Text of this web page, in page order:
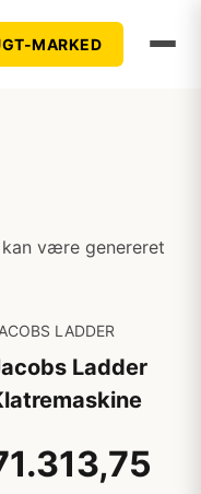
MARKED
være genereret
LADDER
Ladder